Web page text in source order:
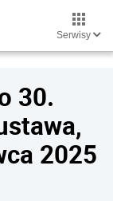
Serwisy
30.
2025